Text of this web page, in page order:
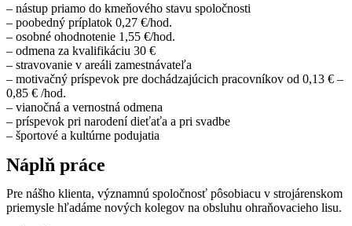
– nástup priamo do kmeňového stavu spoločnosti
– poobedný príplatok 0,27 €/hod.
– osobné ohodnotenie 1,55 €/hod.
– odmena za kvalifikáciu 30 €
– stravovanie v areáli zamestnávateľa
– motivačný príspevok pre dochádzajúcich pracovníkov od 0,13 € –
0,85 € /hod.
– vianočná a vernostná odmena
– príspevok pri narodení dieťaťa a pri svadbe
– športové a kultúrne podujatia
Náplň práce
Pre nášho klienta, významnú spoločnosť pôsobiacu v strojárenskom
priemysle hľadáme nových kolegov na obsluhu ohraňovacieho lisu.